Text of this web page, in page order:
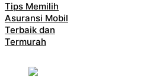
Tips Memilih
Asuransi Mobil
Terbaik dan
Termurah